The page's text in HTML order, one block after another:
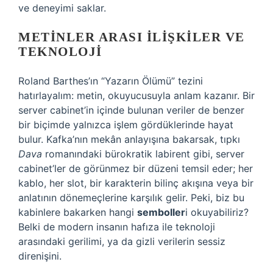
ve deneyimi saklar.
METINLER ARASI İLIŞKILER VE
TEKNOLOJI
Roland Barthes’ın “Yazarın Ölümü” tezini
hatırlayalım: metin, okuyucusuyla anlam kazanır. Bir
server cabinet’in içinde bulunan veriler de benzer
bir biçimde yalnızca işlem gördüklerinde hayat
bulur. Kafka’nın mekân anlayışına bakarsak, tıpkı
Dava romanındaki bürokratik labirent gibi, server
cabinet’ler de görünmez bir düzeni temsil eder; her
kablo, her slot, bir karakterin bilinç akışına veya bir
anlatının dönemeçlerine karşılık gelir. Peki, biz bu
kabinlere bakarken hangi sembolleri okuyabiliriz?
Belki de modern insanın hafıza ile teknoloji
arasındaki gerilimi, ya da gizli verilerin sessiz
direnişini.